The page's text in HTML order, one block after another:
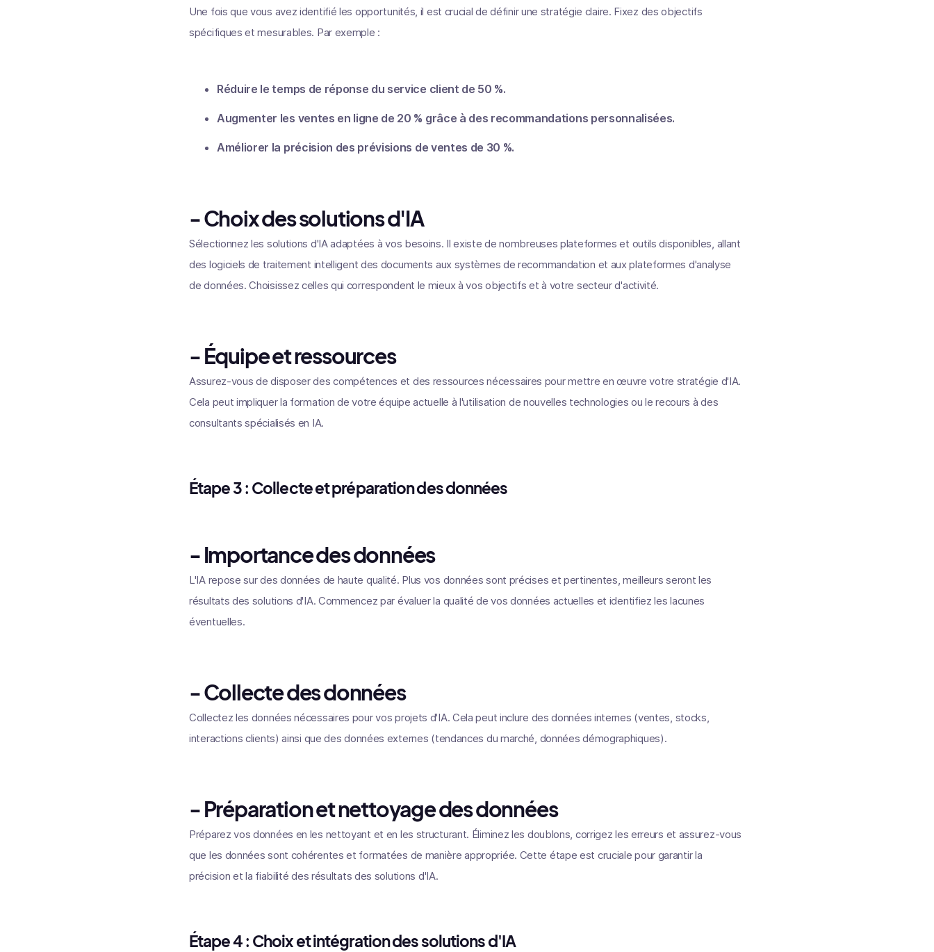
Une fois que vous avez identifié les opportunités, il est crucial de définir une stratégie claire. Fixez des objectifs
spécifiques et mesurables. Par exemple :
Réduire le temps de réponse du service client de 50 %.
Augmenter les ventes en ligne de 20 % grâce à des recommandations personnalisées.
Améliorer la précision des prévisions de ventes de 30 %.
- Choix des solutions d'IA
Sélectionnez les solutions d'IA adaptées à vos besoins. Il existe de nombreuses plateformes et outils disponibles, allant
des logiciels de traitement intelligent des documents aux systèmes de recommandation et aux plateformes d'analyse
de données. Choisissez celles qui correspondent le mieux à vos objectifs et à votre secteur d'activité.
- Équipe et ressources
Assurez-vous de disposer des compétences et des ressources nécessaires pour mettre en œuvre votre stratégie d'IA.
Cela peut impliquer la formation de votre équipe actuelle à l'utilisation de nouvelles technologies ou le recours à des
consultants spécialisés en IA.
Étape 3 : Collecte et préparation des données
- Importance des données
L'IA repose sur des données de haute qualité. Plus vos données sont précises et pertinentes, meilleurs seront les
résultats des solutions d'IA. Commencez par évaluer la qualité de vos données actuelles et identifiez les lacunes
éventuelles.
- Collecte des données
Collectez les données nécessaires pour vos projets d'IA. Cela peut inclure des données internes (ventes, stocks,
interactions clients) ainsi que des données externes (tendances du marché, données démographiques).
- Préparation et nettoyage des données
Préparez vos données en les nettoyant et en les structurant. Éliminez les doublons, corrigez les erreurs et assurez-vous
que les données sont cohérentes et formatées de manière appropriée. Cette étape est cruciale pour garantir la
précision et la fiabilité des résultats des solutions d'IA.
Étape 4 : Choix et intégration des solutions d'IA